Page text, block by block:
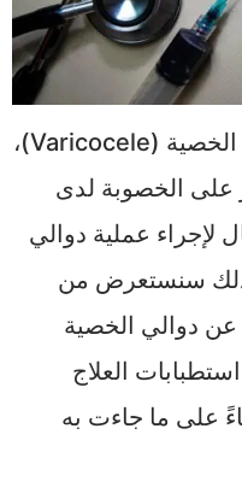
يعاني بعض الرجال من دوالي الخصية (Varicocele)،
الخصوبة لدى
عملية دوالي
سنستعرض من
دوالي الخصية
العلاج
على ما جاءت به